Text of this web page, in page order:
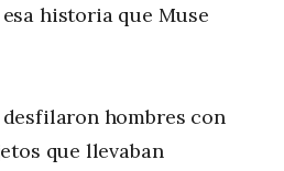
historia que Muse
hombres con
que llevaban